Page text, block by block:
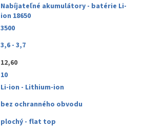
Nabíjateľné akumulátory - batérie Li-
ion 18650
3500
3,6 - 3,7
12,60
10
Li-ion - Lithium-ion
bez ochranného obvodu
plochý - flat top